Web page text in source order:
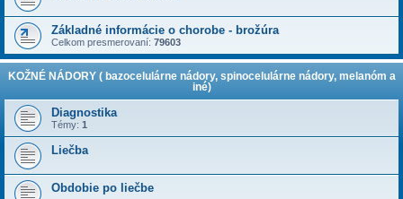
Základné informácie o chorobe - brožúra
Celkom presmerovaní: 79603
KOŽNÉ NÁDORY ( bazocelulárne nádory, spinocelulárne nádory, melanóm a
iné)
Diagnostika
Témy: 1
Liečba
Obdobie po liečbe